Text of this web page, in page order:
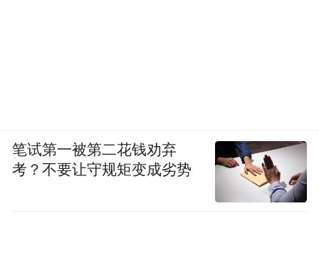
笔试第一被第二花钱劝弃
考？不要让守规矩变成劣势